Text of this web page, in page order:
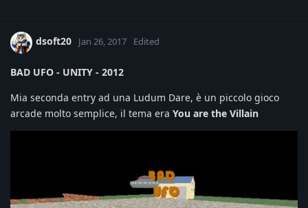
dsoft20 Jan 26, 2017 Edited
BAD UFO - UNITY - 2012
Mia seconda entry ad una Ludum Dare, è un piccolo gioco
arcade molto semplice, il tema era You are the Villain